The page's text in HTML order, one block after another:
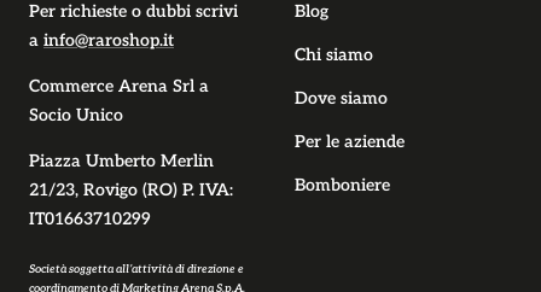
Per richieste o dubbi scrivi
a info@raroshop.it
Commerce Arena Srl a
Socio Unico
Piazza Umberto Merlin
21/23, Rovigo (RO) P. IVA:
IT01663710299
Società soggetta all’attività di direzione e
coordinamento di Marketing Arena S.p.A.
Blog
Chi siamo
Dove siamo
Per le aziende
Bomboniere